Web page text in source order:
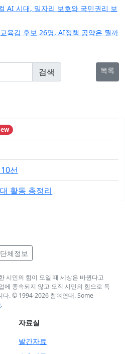
AI 시대, 일자리 보호와 국민권리 보
육감 후보 26명, AI정책 공약은 뭘까
목록
선
활동 총정리
단체정보
시민의 힘이 모일 때 세상은 바뀐다고
에 종속되지 않고 오직 시민의 힘으로 독
다. © 1994-2026 참여연대. Some
.
자료실
발간자료